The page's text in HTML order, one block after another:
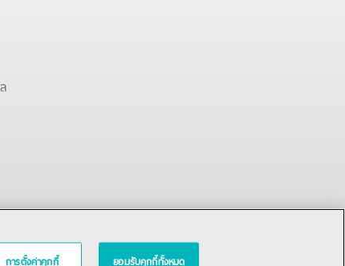
การตั้งค่าคุกกี้ ยอมรับคุกกี้ทั้งหมด